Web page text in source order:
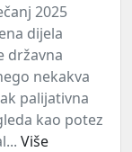
2025
dijela
državna
nekakva
palijativna
kao potez
Više